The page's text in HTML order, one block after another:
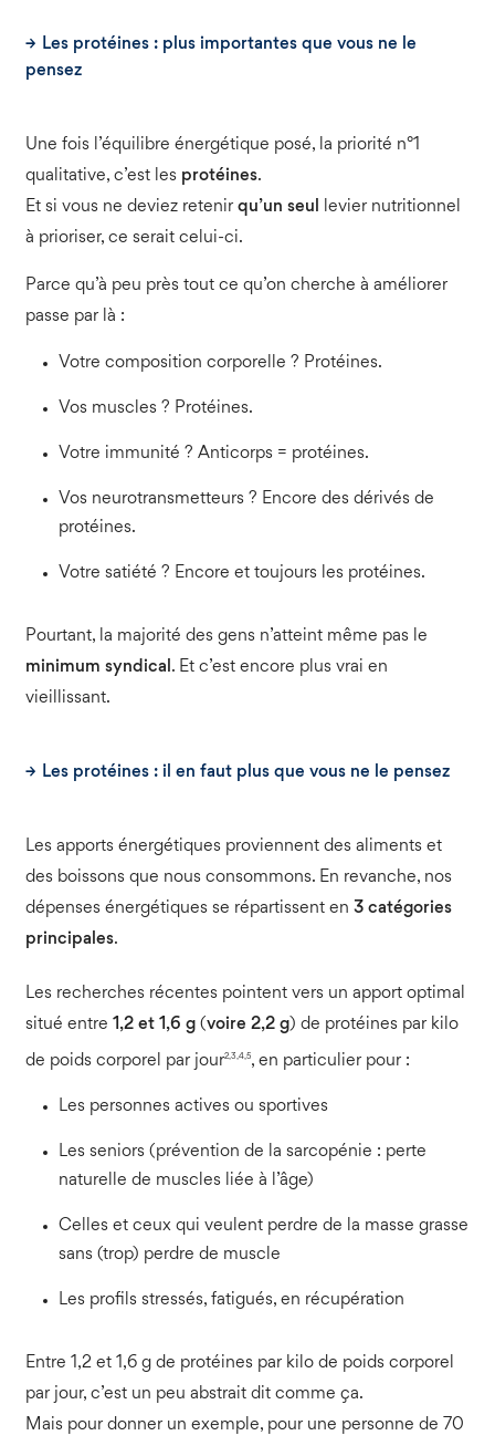
Les protéines : plus importantes que vous ne le
pensez
Une fois l’équilibre énergétique posé, la priorité n°1
qualitative, c’est les protéines.
Et si vous ne deviez retenir qu’un seul
levier nutritionnel
à prioriser, ce serait celui-ci.
Parce qu’à peu près tout ce qu’on cherche à améliorer
passe par là :
Votre composition corporelle ? Protéines.
Vos muscles ? Protéines.
Votre immunité ? Anticorps = protéines.
Vos neurotransmetteurs ? Encore des dérivés de
protéines.
Votre satiété ? Encore et toujours les protéines.
Pourtant, la majorité des gens n’atteint même pas le
minimum syndical . Et c’est encore plus vrai en
vieillissant.
Les protéines : il en faut plus que vous ne le pensez
Les apports énergétiques proviennent des aliments et
des boissons que nous consommons. En revanche, nos
dépenses énergétiques se répartissent en 3 catégories
principales.
Les recherches récentes pointent vers un apport optimal
situé entre 1,2 et 1,6 g(voire 2,2 g) de protéines par kilo
de poids corporel par jour2,3,4,5, en particulier pour :
Les personnes actives ou sportives
Les seniors (prévention de la sarcopénie : perte
naturelle de muscles liée à l’âge)
Celles et ceux qui veulent perdre de la masse grasse
sans (trop) perdre de muscle
Les profils stressés, fatigués, en récupération
Entre 1,2 et 1,6 g de protéines par kilo de poids corporel
par jour, c’est un peu abstrait dit comme ça.
Mais pour donner un exemple, pour une personne de 70